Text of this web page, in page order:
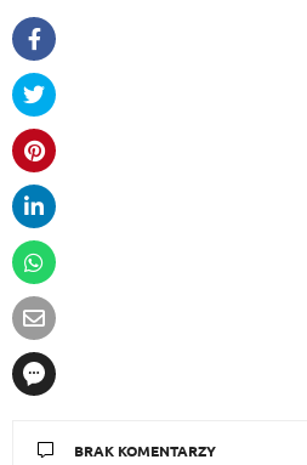
BRAK KOMENTARZY